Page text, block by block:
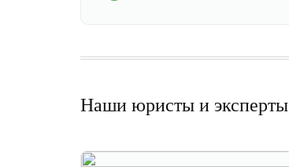
Наши юристы и эксперты